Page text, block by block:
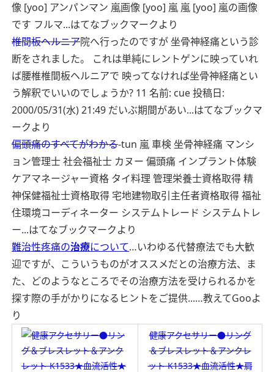
像 [yoo] アンパンマン 嵐画像 [yoo] 嵐 嵐 [yoo] 嵐の画像
です フルマ...はてなブックマークより
椎間板ヘルニア院へ行ったのですが 坐骨神経痛という診
断をされました。 これは単純にレントゲンに映っていれ
ば腰椎椎間板ヘルニアで 映ってなければ坐骨神経痛とい
う解釈でいいのでしょうか? 11 名前: cue 投稿日:
2000/05/31(水) 21:49 だいぶ期間があい...はてなブックマ
ークより
偏頭痛のすべてがわかる-tun 嵐 車検 坐骨神経痛 マンシ
ョン管理士 社会福祉士 カヌー 偏頭痛 インプラント体験
ケアマネージャー資格 タイ料理 管理栄養士資格取得 精
神保健福祉士資格取得 宅地建物取引主任者資格取得 福祉
住環境コーディネーター システムトレード システムトレ
ー...はてなブックマークより
難治性疼痛の治療について…いわゆる代替療法でも大歓
迎ですが、こういうものがオススメだとの治療方法、ま
た、どのようなところでその治療方法を受けられるかを
探す際の手がかりになるヒントをご提供...…教えてGooよ
り
健康アクセサリー●リング
＆ブレスレット＆アンクレ
ット K1533★血流活性★肩